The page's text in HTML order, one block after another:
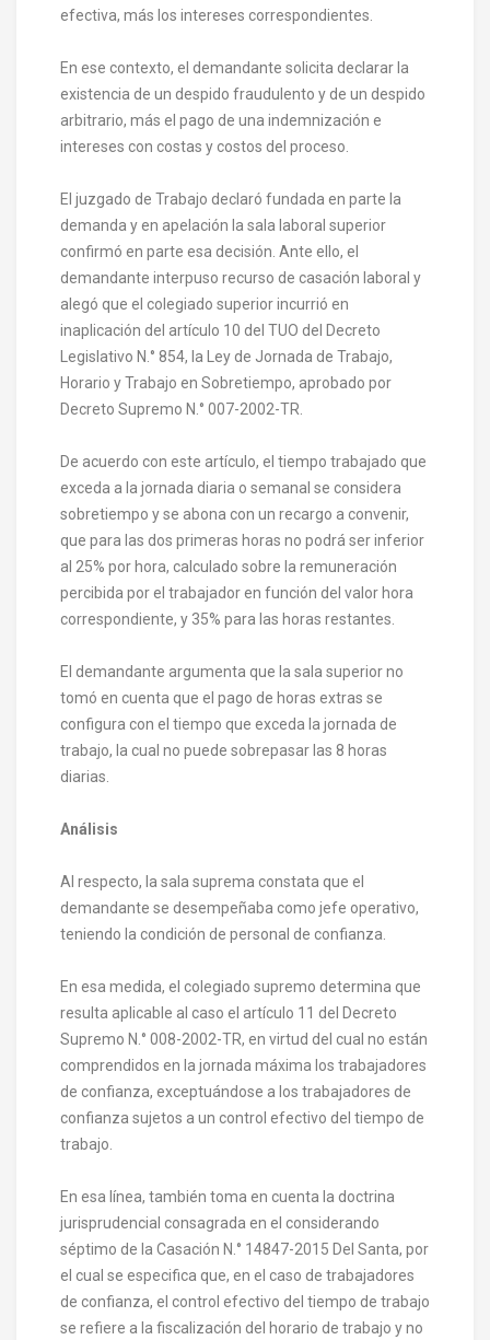
efectiva, más los intereses correspondientes.
En ese contexto, el demandante solicita declarar la
existencia de un despido fraudulento y de un despido
arbitrario, más el pago de una indemnización e
intereses con costas y costos del proceso.
El juzgado de Trabajo declaró fundada en parte la
demanda y en apelación la sala laboral superior
confirmó en parte esa decisión. Ante ello, el
demandante interpuso recurso de casación laboral y
alegó que el colegiado superior incurrió en
inaplicación del artículo 10 del TUO del Decreto
Legislativo N.° 854, la Ley de Jornada de Trabajo,
Horario y Trabajo en Sobretiempo, aprobado por
Decreto Supremo N.° 007-2002-TR.
De acuerdo con este artículo, el tiempo trabajado que
exceda a la jornada diaria o semanal se considera
sobretiempo y se abona con un recargo a convenir,
que para las dos primeras horas no podrá ser inferior
al 25% por hora, calculado sobre la remuneración
percibida por el trabajador en función del valor hora
correspondiente, y 35% para las horas restantes.
El demandante argumenta que la sala superior no
tomó en cuenta que el pago de horas extras se
configura con el tiempo que exceda la jornada de
trabajo, la cual no puede sobrepasar las 8 horas
diarias.
Análisis
Al respecto, la sala suprema constata que el
demandante se desempeñaba como jefe operativo,
teniendo la condición de personal de confianza.
En esa medida, el colegiado supremo determina que
resulta aplicable al caso el artículo 11 del Decreto
Supremo N.° 008-2002-TR, en virtud del cual no están
comprendidos en la jornada máxima los trabajadores
de confianza, exceptuándose a los trabajadores de
confianza sujetos a un control efectivo del tiempo de
trabajo.
En esa línea, también toma en cuenta la doctrina
jurisprudencial consagrada en el considerando
séptimo de la Casación N.° 14847-2015 Del Santa, por
el cual se especifica que, en el caso de trabajadores
de confianza, el control efectivo del tiempo de trabajo
se refiere a la fiscalización del horario de trabajo y no